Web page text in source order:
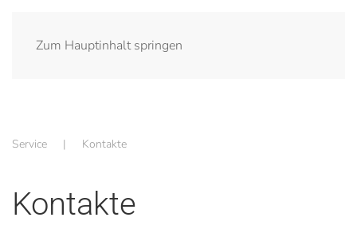
Zum Hauptinhalt springen
Service Kontakte
Kontakte